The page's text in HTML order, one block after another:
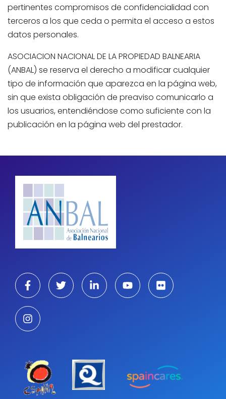
pertinentes compromisos de confidencialidad con
terceros a los que ceda o permita el acceso a estos
datos personales.
ASOCIACION NACIONAL DE LA PROPIEDAD BALNEARIA
(ANBAL) se reserva el derecho a modificar cualquier
tipo de información que aparezca en la página web,
sin que exista obligación de preaviso comunicarlo a
los usuarios, entendiéndose como suficiente con la
publicación en la página web del prestador.